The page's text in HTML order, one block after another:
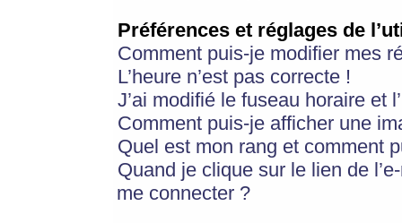
Préférences et réglages de
Comment puis-je modifier mes
L’heure n’est pas correcte !
J’ai modifié le fuseau horaire et
Comment puis-je afficher une
Quel est mon rang et comment
Quand je clique sur le lien de
me connecter ?